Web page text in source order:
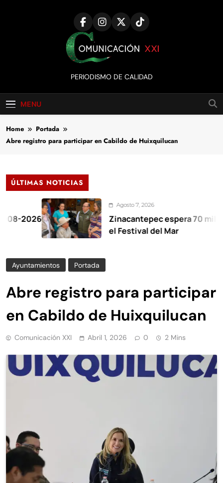
Comunicación
XXI
PERIODISMO DE CALIDAD
MENU
Home
Portada
Abre registro para participar en Cabildo de Huixquilucan
ÚLTIMAS NOTICIAS
Agosto 7, 2026
Zinacantepec espera 70 mil
el Festival del Mar
Ayuntamientos Portada
Abre registro para participar
en Cabildo de Huixquilucan
Comunicación XXI Abril 1, 2026 0 2 Mins